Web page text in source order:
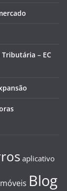
– EC
aplicativo
Blog